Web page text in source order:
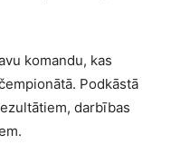
komandu, kas
Podkāstā
darbības